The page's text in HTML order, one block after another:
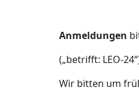
Anmeldungen
(„betrifft: LEO-
Wir bitten um